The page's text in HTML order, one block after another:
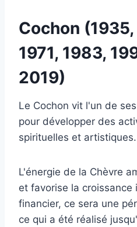
Cochon
1971, 1983,
2019)
Le Cochon vit l'un de
pour développer des
spirituelles et artistiques.
L'énergie de la Chèvre
et favorise la croissance
financier, ce sera une
ce qui a été réalisé